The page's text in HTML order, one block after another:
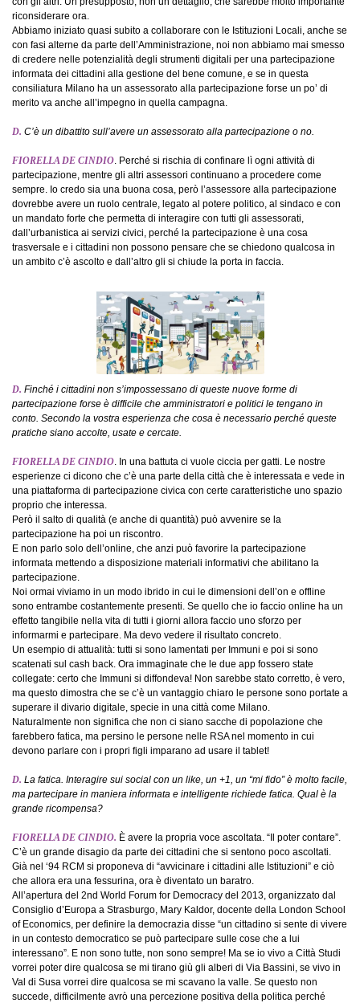
riconsiderare ora.
Abbiamo iniziato quasi subito a collaborare con le Istituzioni Locali, anche se
con fasi alterne da parte dell’Amministrazione, noi non abbiamo mai smesso
di credere nelle potenzialità degli strumenti digitali per una partecipazione
informata dei cittadini alla gestione del bene comune, e se in questa
consiliatura Milano ha un assessorato alla partecipazione forse un po’ di
merito va anche all’impegno in quella campagna.
D. C’è un dibattito sull’avere un assessorato alla partecipazione o no.
FIORELLA DE CINDIO. Perché si rischia di confinare lì ogni attività di
partecipazione, mentre gli altri assessori continuano a procedere come
sempre. Io credo sia una buona cosa, però l’assessore alla partecipazione
dovrebbe avere un ruolo centrale, legato al potere politico, al sindaco e con
un mandato forte che permetta di interagire con tutti gli assessorati,
dall’urbanistica ai servizi civici, perché la partecipazione è una cosa
trasversale e i cittadini non possono pensare che se chiedono qualcosa in
un ambito c’è ascolto e dall’altro gli si chiude la porta in faccia.
D. Finché i cittadini non s’impossessano di queste nuove forme di
partecipazione forse è difficile che amministratori e politici le tengano in
conto. Secondo la vostra esperienza che cosa è necessario perché queste
pratiche siano accolte, usate e cercate.
FIORELLA DE CINDIO. In una battuta ci vuole ciccia per gatti. Le nostre
esperienze ci dicono che c’è una parte della città che è interessata e vede in
una piattaforma di partecipazione civica con certe caratteristiche uno spazio
proprio che interessa.
Però il salto di qualità (e anche di quantità) può avvenire se la
partecipazione ha poi un riscontro.
E non parlo solo dell’online, che anzi può favorire la partecipazione
informata mettendo a disposizione materiali informativi che abilitano la
partecipazione.
Noi ormai viviamo in un modo ibrido in cui le dimensioni dell’on e offline
sono entrambe costantemente presenti. Se quello che io faccio online ha un
effetto tangibile nella vita di tutti i giorni allora faccio uno sforzo per
informarmi e partecipare. Ma devo vedere il risultato concreto.
Un esempio di attualità: tutti si sono lamentati per Immuni e poi si sono
scatenati sul cash back. Ora immaginate che le due app fossero state
collegate: certo che Immuni si diffondeva! Non sarebbe stato corretto, è vero,
ma questo dimostra che se c’è un vantaggio chiaro le persone sono portate a
superare il divario digitale, specie in una città come Milano.
Naturalmente non significa che non ci siano sacche di popolazione che
farebbero fatica, ma persino le persone nelle RSA nel momento in cui
devono parlare con i propri figli imparano ad usare il tablet!
D. La fatica. Interagire sui social con un like, un +1, un “mi fido” è molto facile,
ma partecipare in maniera informata e intelligente richiede fatica. Qual è la
grande ricompensa?
FIORELLA DE CINDIO. È avere la propria voce ascoltata. “Il poter contare”.
C’è un grande disagio da parte dei cittadini che si sentono poco ascoltati.
Già nel ‘94 RCM si proponeva di “avvicinare i cittadini alle Istituzioni” e ciò
che allora era una fessurina, ora è diventato un baratro.
All’apertura del 2nd World Forum for Democracy del 2013, organizzato dal
Consiglio d’Europa a Strasburgo, Mary Kaldor, docente della London School
of Economics, per definire la democrazia disse “un cittadino si sente di vivere
in un contesto democratico se può partecipare sulle cose che a lui
interessano”. E non sono tutte, non sono sempre! Ma se io vivo a Città Studi
vorrei poter dire qualcosa se mi tirano giù gli alberi di Via Bassini, se vivo in
Val di Susa vorrei dire qualcosa se mi scavano la valle. Se questo non
succede, difficilmente avrò una percezione positiva della politica perché